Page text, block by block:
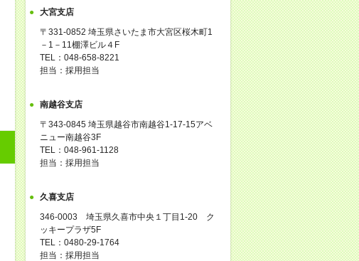
大宮支店
〒331-0852 埼玉県さいたま市大宮区桜木町1
－1－11棚澤ビル４F
TEL：048-658-8221
担当：採用担当
南越谷支店
〒343-0845 埼玉県越谷市南越谷1-17-15アベ
ニュー南越谷3F
TEL：048-961-1128
担当：採用担当
久喜支店
346-0003 埼玉県久喜市中央１丁目1-20 ク
ッキープラザ5F
TEL：0480-29-1764
担当：採用担当